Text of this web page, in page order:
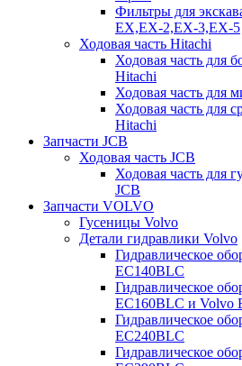
Фильтры для
EX,EX-2,EX-3,EX-5
Ходовая часть Hitachi
Ходовая часть для
Hitachi
Ходовая часть для
Ходовая часть для
Hitachi
Запчасти JCB
Ходовая часть JCB
Ходовая часть для
JCB
Запчасти VOLVO
Гусеницы Volvo
Детали гидравлики Volvo
Гидравлическое
EC140BLC
Гидравлическое
EC160BLC и Volvo
Гидравлическое
EC240BLC
Гидравлическое